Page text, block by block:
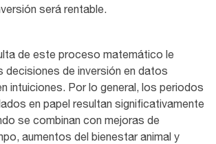
será rentable.
de este proceso matemático le
decisiones de inversión en datos
intuiciones. Por lo general, los periodos
en papel resultan significativamente
se combinan con mejoras de
aumentos del bienestar animal y